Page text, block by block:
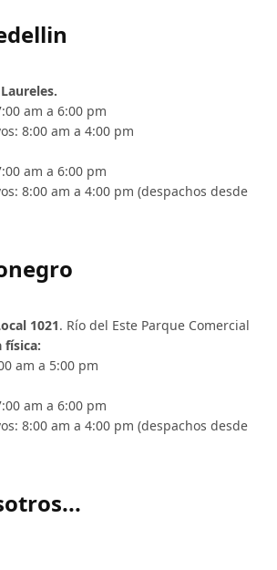
am a 6:00 pm
8:00 am a 4:00 pm
am a 6:00 pm
8:00 am a 4:00 pm (despachos desde
1021. Río del Este Parque Comercial
física:
am a 5:00 pm
am a 6:00 pm
8:00 am a 4:00 pm (despachos desde